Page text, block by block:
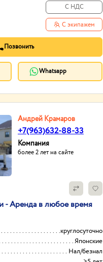
С НДС
С экипажем
Позвонить
Whatsapp
Андрей Крамаров
+7(963)632-88-33
Компания
более 2 лет на сайте
- Аренда в любое время
круглосуточно
Японские
Нал/безнал